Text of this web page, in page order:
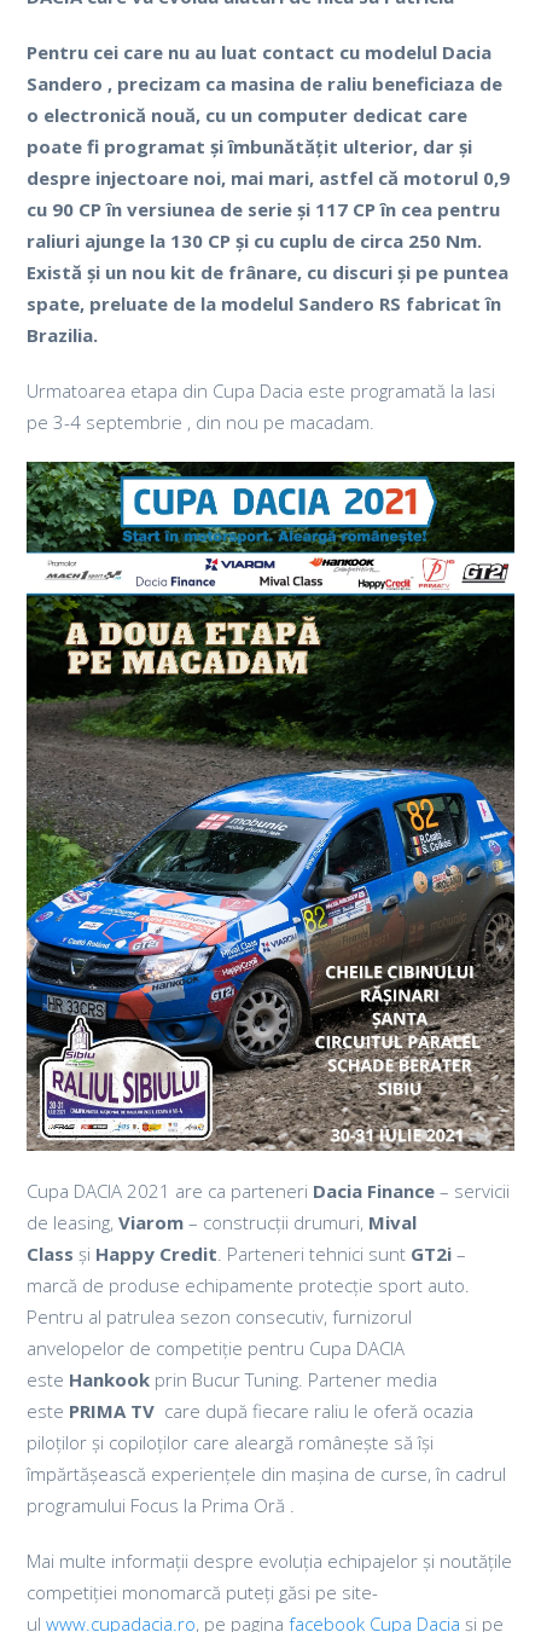
Pentru cei care nu au luat contact cu modelul Dacia
Sandero , precizam ca masina de raliu beneficiaza de
o electronică nouă, cu un computer dedicat care
poate fi programat și îmbunătățit ulterior, dar și
despre injectoare noi, mai mari, astfel că motorul 0,9
cu 90 CP în versiunea de serie și 117 CP în cea pentru
raliuri ajunge la 130 CP și cu cuplu de circa 250 Nm.
Există și un nou kit de frânare, cu discuri și pe puntea
spate, preluate de la modelul Sandero RS fabricat în
Brazilia.
Urmatoarea etapa din Cupa Dacia este programată la Iasi
pe 3-4 septembrie , din nou pe macadam.
Cupa DACIA 2021 are ca parteneri Dacia Finance – servicii
de leasing,Viarom– construcții drumuri, Mival
Classși Happy Credit. Parteneri tehnici sunt GT2i –
marcă de produse echipamente protecție sport auto.
Pentru al patrulea sezon consecutiv, furnizorul
anvelopelor de competiție pentru Cupa DACIA
este Hankook prin Bucur Tuning. Partener media
este PRIMA TV care după fiecare raliu le oferă ocazia
piloților și copiloților care aleargă românește să își
împărtășească experiențele din mașina de curse, în cadrul
programului Focus la Prima Oră .
Mai multe informații despre evoluția echipajelor și noutățile
competiției monomarcă puteți găsi pe site-
ulwww.cupadacia.ro, pe paginafacebook Cupa Dacia și pe